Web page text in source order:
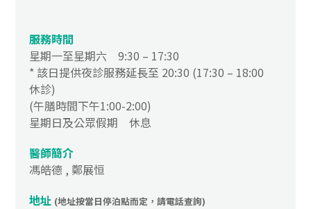
服務時間
星期一至星期六 9:30 – 17:30
* 該日提供夜診服務延長至 20:30 (17:30 – 18:00
休診)
(午膳時間下午1:00-2:00)
星期日及公眾假期 休息
醫師簡介
馮皓德 , 鄭展恒
地址 (地址按當日停泊點而定，請電話查詢)